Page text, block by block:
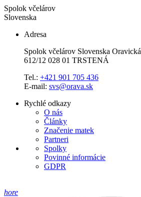
Spolok včelárov
Slovenska
Adresa
Spolok včelárov Slovenska Oravická
612/12 028 01 TRSTENÁ
Tel.: +421 901 705 436
E-mail: svs@orava.sk
Rychlé odkazy
O nás
Články
Značenie matek
Partneri
Spolky
Povinné informácie
GDPR
hore